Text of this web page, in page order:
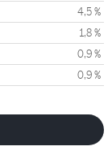
4,5 %
1,8 %
0,9 %
0,9 %